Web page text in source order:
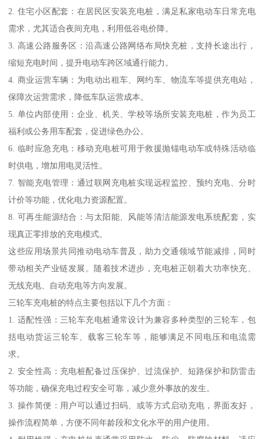
2. 住宅小区配套：在居民区安装充电桩，满足私家电动车日常充电
需求，尤其适合夜间充电，利用低谷电价降。
3. 高速公路服务区：沿高速公路网络布局快充桩，支持长途出行，
缩短充电时间，提升电动车跨区域通行能力。
4. 商业运营车辆：为电动出租车、网约车、物流车等提供充电站，
保障次运营需求，降低车队运营成本。
5. 单位内部使用：企业、机关、学校等场所安装充电桩，作为员工
福利或公务用车配套，促进绿色办公。
6. 临时应急充电：移动充电桩可用于救援抛锚电动车或特殊活动临
时供电，增加用电灵活性。
7. 智能充电管理：通过联网充电桩实现远程监控、预约充电、分时
计价等功能，优化电力资源配置。
8. 可再生能源结合：与太阳能、风能等清洁能源发电系统配套，实
现真正零排放的充电模式。
这些应用场景共同推动电动车普及，助力交通领域节能减排，同时
带动相关产业链发展。随着技术进步，充电桩正朝着大功率快充、
无线充电、自动充电等方向发展。
三轮车充电桩的特点主要包括以下几个方面：
1. 适配性强：三轮车充电桩通常设计为兼容多种类型的三轮车，包
括电动货运三轮车、载客三轮车等，能够满足不同电压和电流需
求。
2. 安全性高：充电桩配备过压保护、过流保护、短路保护和防雷击
等功能，确保充电过程安全可靠，减少意外事故的发生。
3. 操作简便：用户可以通过扫码、或等方式启动充电，界面友好，
操作流程简单，方便不同年龄段和文化水平的用户使用。